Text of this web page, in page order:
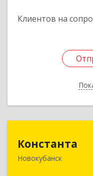
Клиентов на
Константа
Новокубанск
352240,